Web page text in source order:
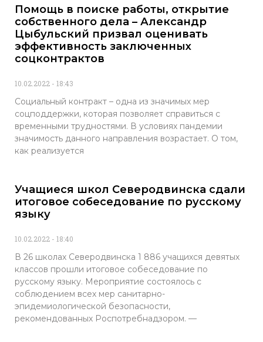
Помощь в поиске работы, открытие
собственного дела – Александр
Цыбульский призвал оценивать
эффективность заключенных
соцконтрактов
10.02.2022 18:43
Социальный контракт – одна из значимых мер
соцподдержки, которая позволяет справиться с
временными трудностями. В условиях пандемии
значимость данного направления возрастает. О том,
как реализуется
Учащиеся школ Северодвинска сдали
итоговое собеседование по русскому
языку
10.02.2022 18:40
В 26 школах Северодвинска 1 886 учащихся девятых
классов прошли итоговое собеседование по
русскому языку. Мероприятие состоялось с
соблюдением всех мер санитарно-
эпидемиологической безопасности,
рекомендованных Роспотребнадзором. —